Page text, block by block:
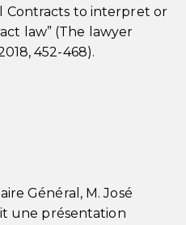
Contracts to interpret or
law” (The lawyer
452-468).
Général, M. José
une présentation